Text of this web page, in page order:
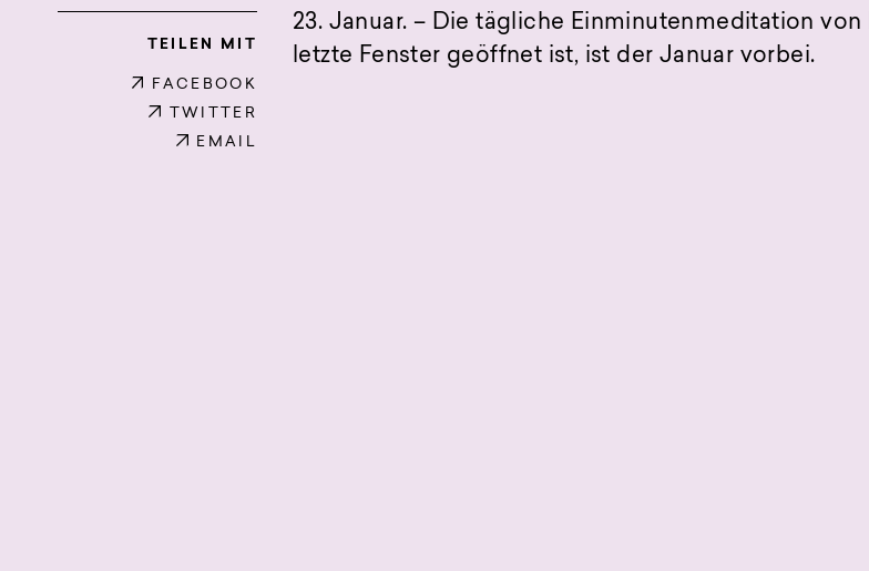
TEILEN MIT
FACEBOOK
TWITTER
EMAIL
23. Januar. – Die tägliche Einminutenmeditation
letzte Fenster geöffnet ist, ist der Januar vorbei.